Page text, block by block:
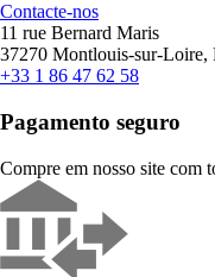
Contacte-nos
11 rue Bernard Maris
37270 Montlouis-sur-Loire,
+33 1 86 47 62 58
Pagamento seguro
Compre em nosso site com